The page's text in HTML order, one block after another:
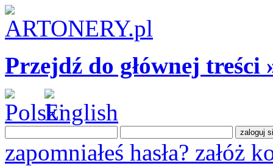
Przejdź do głównej treści
zapomniałeś hasła? załóż